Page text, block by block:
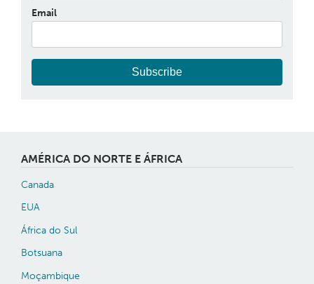
Email
Subscribe
AMÉRICA DO NORTE E ÁFRICA
Canada
EUA
África do Sul
Botsuana
Moçambique